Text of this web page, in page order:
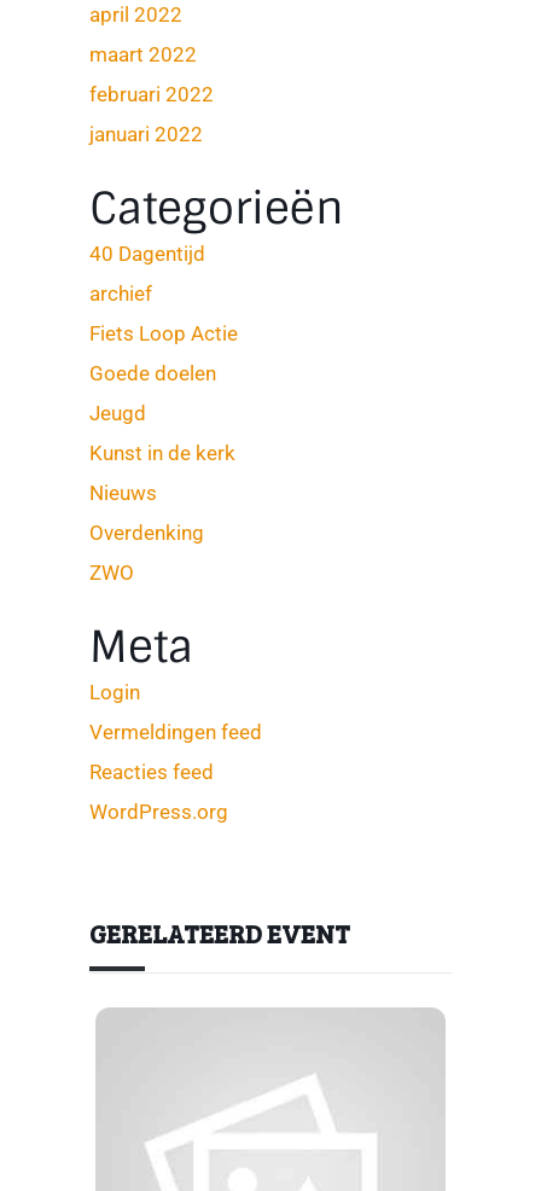
april 2022
maart 2022
februari 2022
januari 2022
Categorieën
40 Dagentijd
archief
Fiets Loop Actie
Goede doelen
Jeugd
Kunst in de kerk
Nieuws
Overdenking
ZWO
Meta
Login
Vermeldingen feed
Reacties feed
WordPress.org
GERELATEERD EVENT